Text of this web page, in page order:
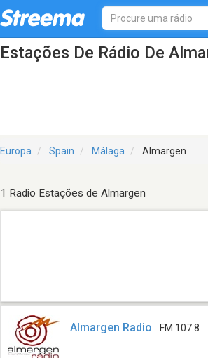
Estações De Rádio De
Europa Spain Málaga Almargen
1 Radio Estações de Almargen
Almargen Radio FM 107.8